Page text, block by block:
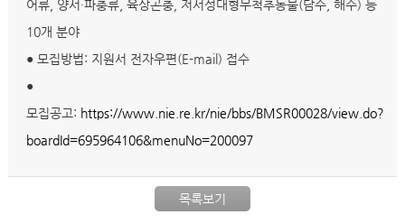
어류, 양서·파충류, 육상곤충, 저서성대형무척추동물(담수, 해수) 등
10개 분야
● 모집방법: 지원서 전자우편(E-mail) 접수
●
모집공고: https://www.nie.re.kr/nie/bbs/BMSR00028/view.do?
boardId=695964106&menuNo=200097
목록보기